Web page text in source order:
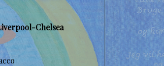
Chelsea